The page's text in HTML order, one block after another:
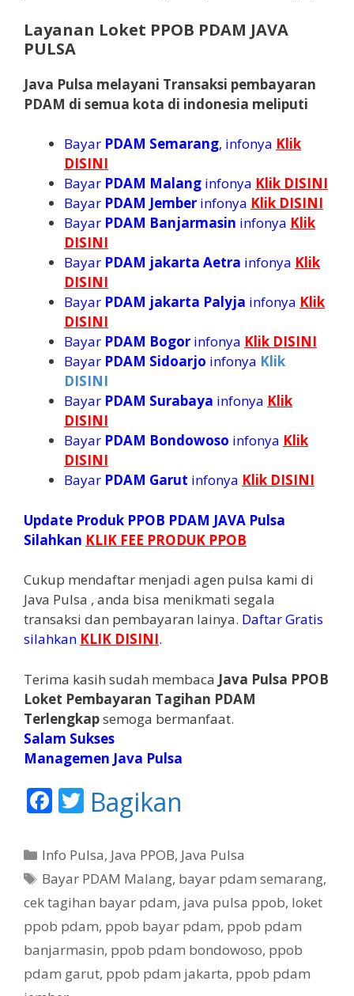
Layanan Loket PPOB PDAM JAVA
PULSA
Java Pulsa melayani Transaksi pembayaran
PDAM di semua kota di indonesia meliputi
Bayar PDAM Semarang, infonya Klik
DISINI
Bayar PDAM Malang infonya Klik DISINI
Bayar PDAM Jember infonya Klik DISINI
Bayar PDAM Banjarmasin infonya Klik
DISINI
Bayar PDAM jakarta Aetra infonya Klik
DISINI
Bayar PDAM jakarta Palyja infonya Klik
DISINI
Bayar PDAM Bogor infonya Klik DISINI
Bayar PDAM Sidoarjo infonya Klik
DISINI
Bayar PDAM Surabaya infonya Klik
DISINI
Bayar PDAM Bondowoso infonya Klik
DISINI
Bayar PDAM Garut infonya Klik DISINI
Update Produk PPOB PDAM JAVA Pulsa
Silahkan KLIK FEE PRODUK PPOB
Cukup mendaftar menjadi agen pulsa kami di
Java Pulsa , anda bisa menikmati segala
transaksi dan pembayaran lainya. Daftar Gratis
silahkan KLIK DISINI.
Terima kasih sudah membaca Java Pulsa PPOB
Loket Pembayaran Tagihan PDAM
Terlengkapsemoga bermanfaat.
Salam Sukses
Managemen Java Pulsa
F
e
b
o
o
k
T
itt
er
Bagikan
K
a
e
g
o
r
i
Info Pulsa, Java PPOB, Java Pulsa
T
a
Bayar PDAM Malang, bayar pdam semarang,
cek tagihan bayar pdam, java pulsa ppob, loket
ppob pdam, ppob bayar pdam, ppob pdam
banjarmasin, ppob pdam bondowoso, ppob
pdam garut, ppob pdam jakarta, ppob pdam